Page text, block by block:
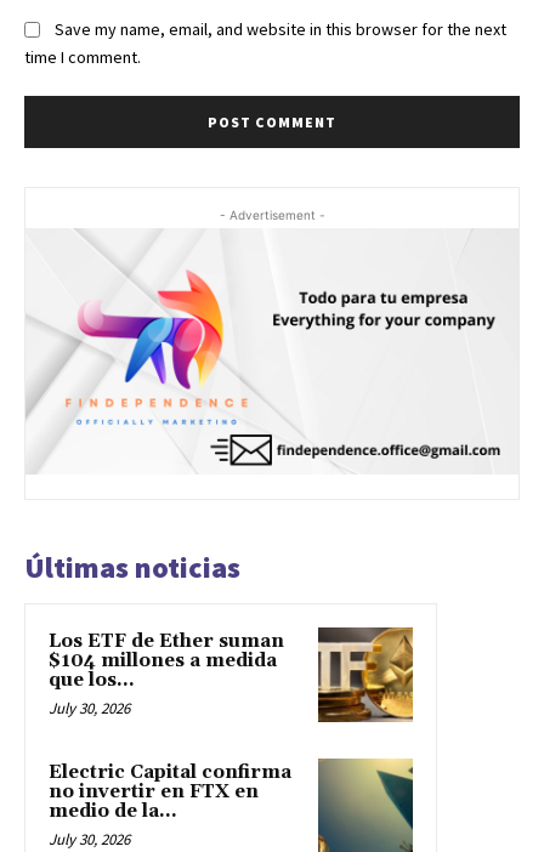
Save my name, email, and website in this browser for the next
time I comment.
- Advertisement -
Últimas noticias
Los ETF de Ether suman
$104 millones a medida
que los...
July 30, 2026
Electric Capital confirma
no invertir en FTX en
medio de la...
July 30, 2026